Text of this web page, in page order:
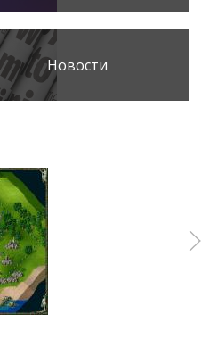
Новости